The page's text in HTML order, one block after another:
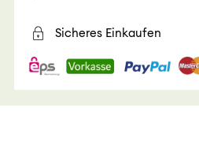
Sicheres Einkaufen